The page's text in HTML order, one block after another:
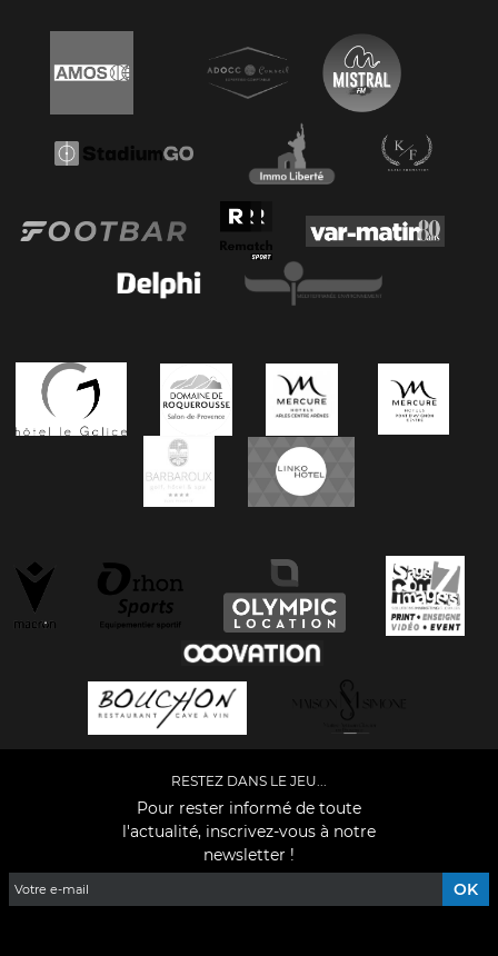
RESTEZ DANS LE JEU...
Pour rester informé de toute
l'actualité, inscrivez-vous à notre
newsletter !